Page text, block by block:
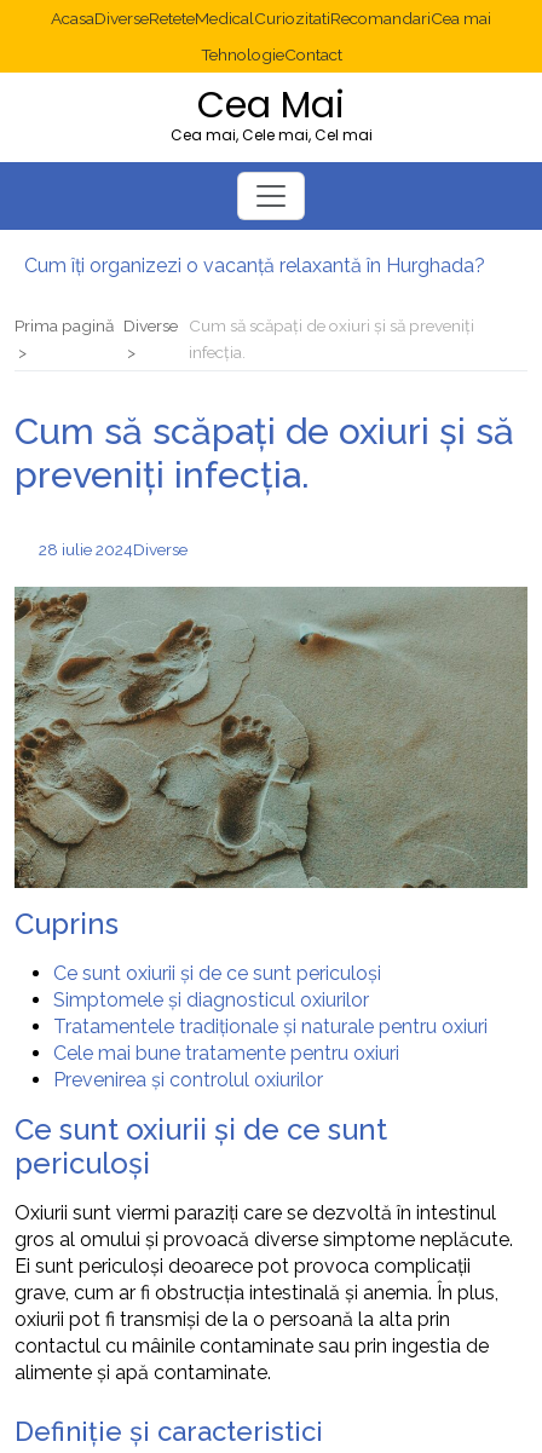
AcasaDiverseReteteMedicalCuriozitatiRecomandariCea mai
TehnologieContact
Cea Mai
Cea mai, Cele mai, Cel mai
Cum îți organizezi o vacanță relaxantă în Hurghada?
Prima pagină Diverse
Cum să scăpați de oxiuri și să preveniți
infecția.
Cum să scăpați de oxiuri și să
preveniți infecția.
28 iulie 2024Diverse
Cuprins
Ce sunt oxiurii și de ce sunt periculoși
Simptomele și diagnosticul oxiurilor
Tratamentele tradiționale și naturale pentru oxiuri
Cele mai bune tratamente pentru oxiuri
Prevenirea și controlul oxiurilor
Ce sunt oxiurii și de ce sunt
periculoși
Oxiurii sunt viermi paraziți care se dezvoltă în intestinul
gros al omului și provoacă diverse simptome neplăcute.
Ei sunt periculoși deoarece pot provoca complicații
grave, cum ar fi obstrucția intestinală și anemia. În plus,
oxiurii pot fi transmiși de la o persoană la alta prin
contactul cu mâinile contaminate sau prin ingestia de
alimente și apă contaminate.
Definiție și caracteristici